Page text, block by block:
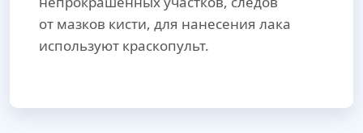
от мазков кисти, для нанесения лака
используют краскопульт.